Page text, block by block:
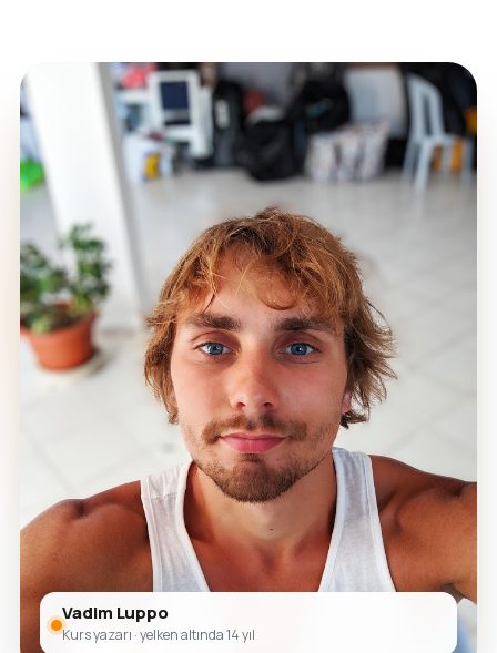
Vadim Luppo
Kurs yazarı · yelken altında 14 yıl